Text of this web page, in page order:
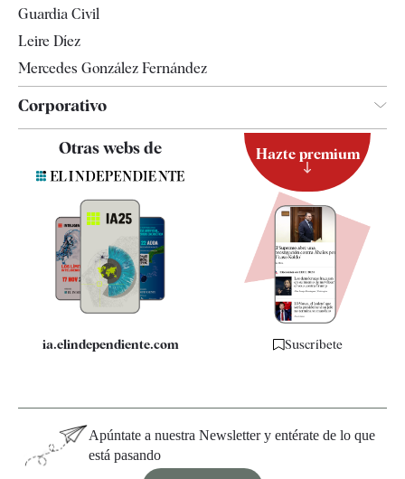
Guardia Civil
Leire Díez
Mercedes González Fernández
Corporativo
Quiénes somos
Especificaciones
Otras webs de
ia.elindependiente.com
Hazte premium
Suscríbete
Apúntate a nuestra Newsletter y entérate de lo que
está pasando